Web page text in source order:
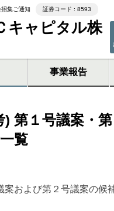
集ご通知 証券コード : 8593
キャピタル株
事業報告
) 第１号議案・
覧
および第２号議案の候